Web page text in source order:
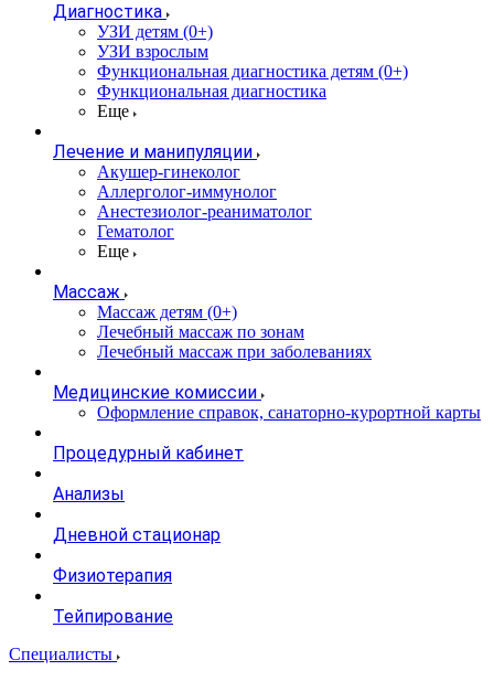
Диагностика
УЗИ детям (0+)
УЗИ взрослым
Функциональная диагностика детям (0+)
Функциональная диагностика
Еще
Лечение и манипуляции
Акушер-гинеколог
Аллерголог-иммунолог
Анестезиолог-реаниматолог
Гематолог
Еще
Массаж
Массаж детям (0+)
Лечебный массаж по зонам
Лечебный массаж при заболеваниях
Медицинские комиссии
Оформление справок, санаторно-курортной карты
Процедурный кабинет
Анализы
Дневной стационар
Физиотерапия
Тейпирование
Специалисты